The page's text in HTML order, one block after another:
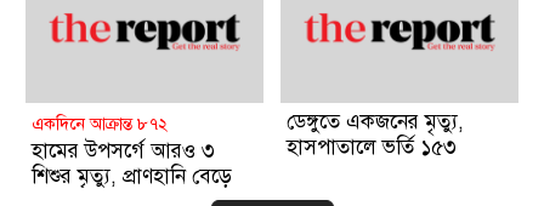
একদিনে আক্রান্ত ৮৭২
হামের উপসর্গে আরও ৩
শিশুর মৃত্যু, প্রাণহানি বেড়ে
ডেঙ্গুতে একজনের মৃত্যু,
হাসপাতালে ভর্তি ১৫৩